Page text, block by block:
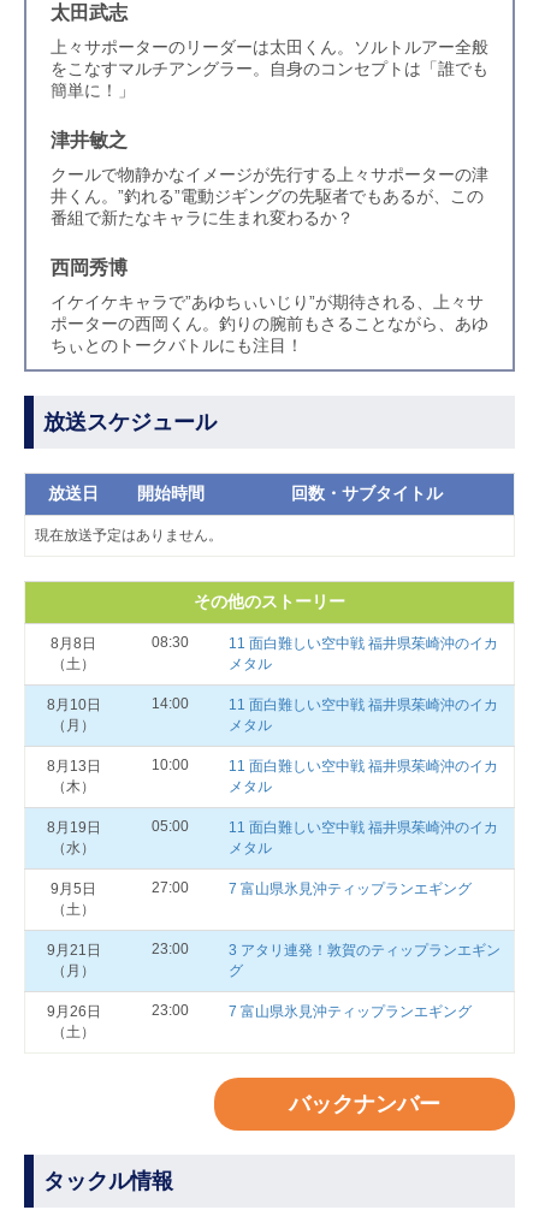
太田武志
上々サポーターのリーダーは太田くん。ソルトルアー全般
をこなすマルチアングラー。自身のコンセプトは「誰でも
簡単に！」
津井敏之
クールで物静かなイメージが先行する上々サポーターの津
井くん。”釣れる”電動ジギングの先駆者でもあるが、この
番組で新たなキャラに生まれ変わるか？
西岡秀博
イケイケキャラで”あゆちぃいじり”が期待される、上々サ
ポーターの西岡くん。釣りの腕前もさることながら、あゆ
ちぃとのトークバトルにも注目！
放送スケジュール
放送日 開始時間 回数・サブタイトル
現在放送予定はありません。
その他のストーリー
8月8日
（土）
08:30
11 面白難しい空中戦 福井県茱崎沖のイカ
メタル
8月10日
（月）
14:00
11 面白難しい空中戦 福井県茱崎沖のイカ
メタル
8月13日
（木）
10:00
11 面白難しい空中戦 福井県茱崎沖のイカ
メタル
8月19日
（水）
05:00
11 面白難しい空中戦 福井県茱崎沖のイカ
メタル
9月5日
（土）
27:00 7 富山県氷見沖ティップランエギング
9月21日
（月）
23:00
3 アタリ連発！敦賀のティップランエギン
グ
9月26日
（土）
23:00 7 富山県氷見沖ティップランエギング
バックナンバー
タックル情報